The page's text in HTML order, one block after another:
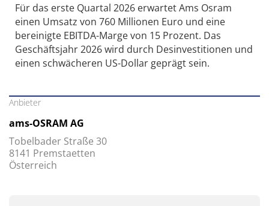
Für das erste Quartal 2026 erwartet Ams Osram
einen Umsatz von 760 Millionen Euro und eine
bereinigte EBITDA-Marge von 15 Prozent. Das
Geschäftsjahr 2026 wird durch Desinvestitionen und
einen schwächeren US-Dollar geprägt sein.
Anbieter
ams-OSRAM AG
Tobelbader Straße 30
8141 Premstaetten
Österreich